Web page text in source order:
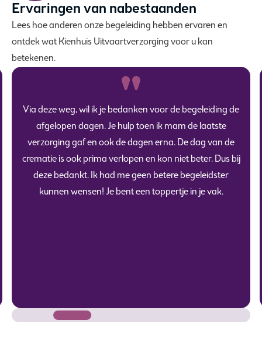
Ervaringen van nabestaanden
Lees hoe anderen onze begeleiding hebben ervaren en
ontdek wat Kienhuis Uitvaartverzorging voor u kan
betekenen.
Via deze weg, wil ik je bedanken voor de begeleiding de
afgelopen dagen. Je hulp toen ik mam de laatste
verzorging gaf en ook de dagen erna. De dag van de
crematie is ook prima verlopen en kon niet beter. Dus bij
deze bedankt. Ik had me geen betere begeleidster
kunnen wensen! Je bent een toppertje in je vak.